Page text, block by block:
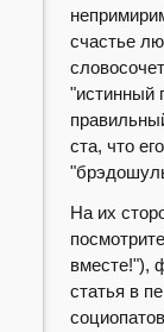
счастье
"истинный
ста, что
На их
вместе!"),
статья в